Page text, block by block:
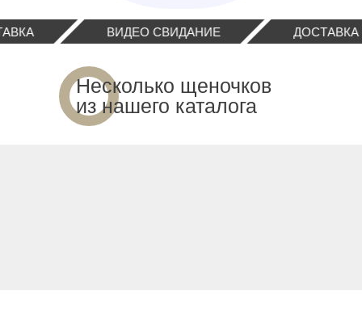
ВИДЕО СВИДАНИЕ ДОСТАВКА
Несколько щеночков
из нашего каталога